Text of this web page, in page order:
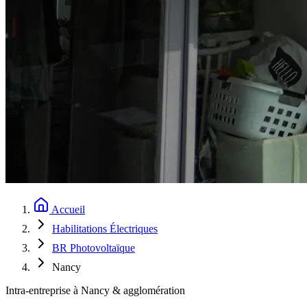
Accueil
Habilitations Électriques
BR Photovoltaïque
Nancy
Intra-entreprise à Nancy & agglomération